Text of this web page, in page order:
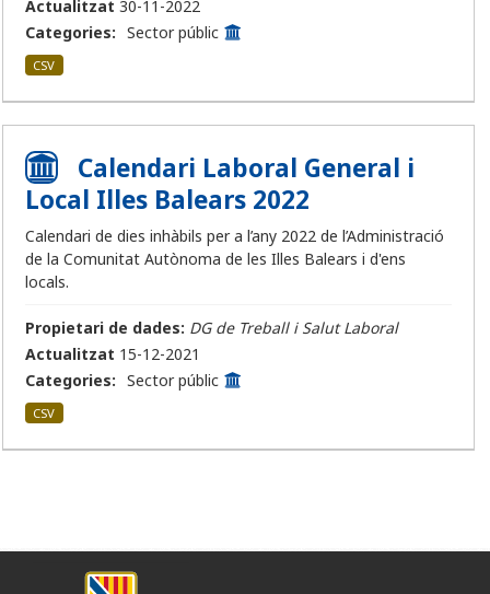
Actualitzat 30-11-2022
Categories: Sector públic
CSV
Calendari Laboral General i
Local Illes Balears 2022
Calendari de dies inhàbils per a l’any 2022 de l’Administració
de la Comunitat Autònoma de les Illes Balears i d'ens
locals.
Propietari de dades: DG de Treball i Salut Laboral
Actualitzat 15-12-2021
Categories: Sector públic
CSV